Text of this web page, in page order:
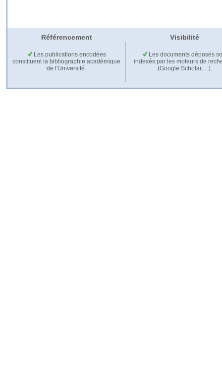
Référencement Visibilité
Les publications encodées
constituent la bibliographie académique
de l'Université.
Les documents déposés
indexés par les moteurs de
(Google Scholar,…).